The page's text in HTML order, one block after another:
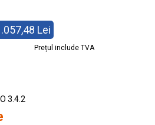
Lei
Prețul include TVA